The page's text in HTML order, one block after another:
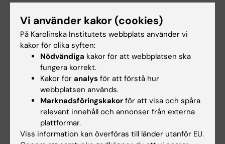
surface
Mager MD; LaPointe V; Stevens MM
ARTICLE:JOURNAL OF THE AMERICAN
CHEMICAL SOCIETY.
Ordering Surfaces on the Nanoscale:
Implications for Protein Adsorption
Hung A; Mwenifumbo S; Mager M; Kuna JJ;
Stellacci F; Yarovsky I; Stevens MM
Vi använder kakor (cookies)
På Karolinska Institutets webbplats använder vi
kakor för olika syften:
Nödvändiga kakor för att webbplatsen ska
fungera korrekt.
Kakor för analys för att förstå hur
webbplatsen används.
Marknadsföringskakor för att visa och spåra
relevant innehåll och annonser från externa
plattformar.
Viss information kan överföras till länder utanför EU.